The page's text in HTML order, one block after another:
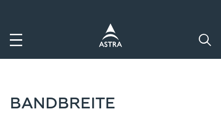
BANDBREITE